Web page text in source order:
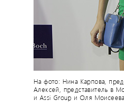
На фото: Нина Карпова,
Алексей, представитель в
и Assi Group и Оля